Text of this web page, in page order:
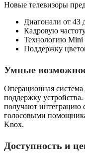
Новые телевизоры
Диагонали от 43
Кадровую
Технологию Mini
Поддержку
Умные
Операционная
поддержку
получают интеграцию
голосовыми
Knox.
Доступность и